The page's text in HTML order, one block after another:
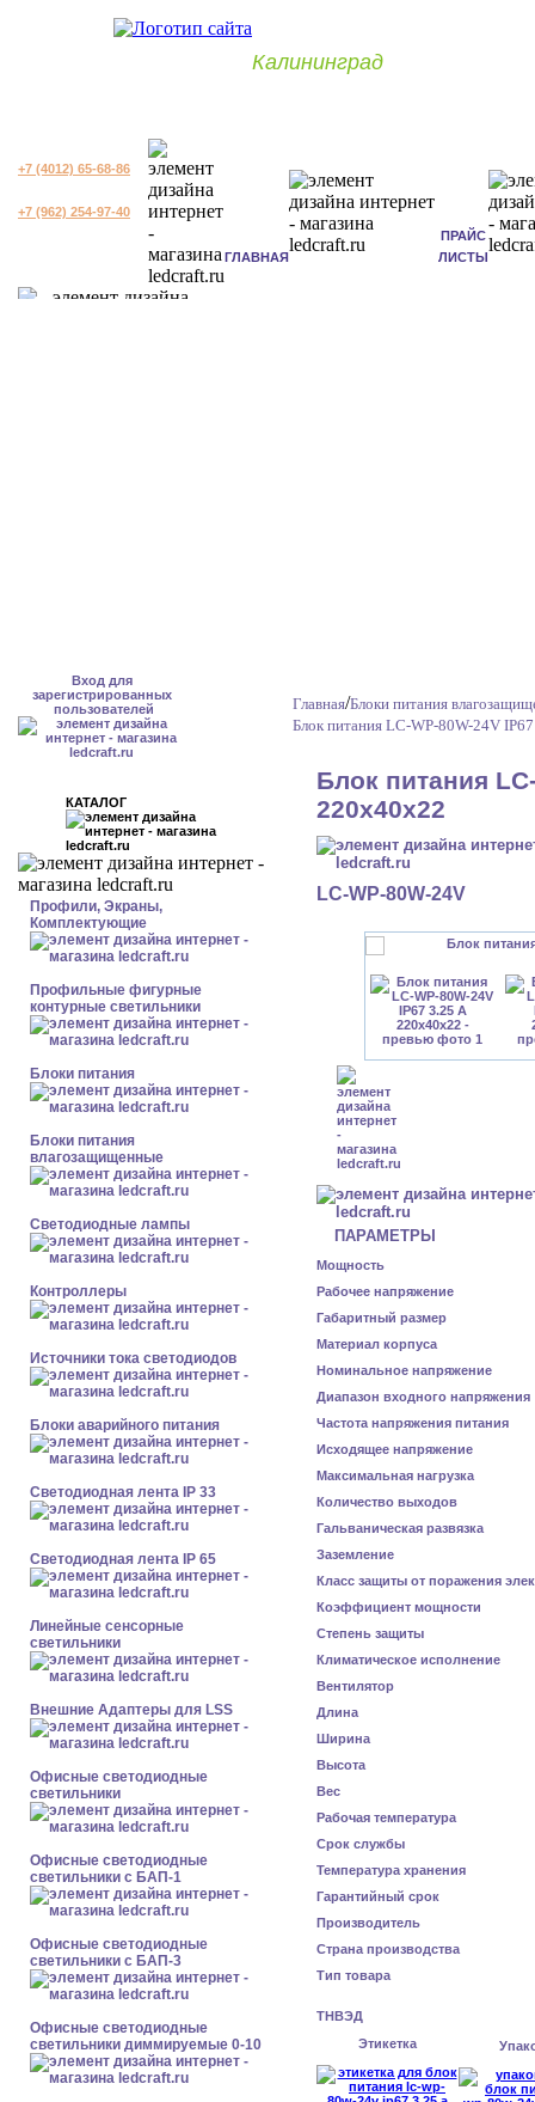
Калининград
+7 (4012) 65-68-86
+7 (962) 254-97-40
ГЛАВНАЯ
ПРАЙС
ЛИСТЫ
Вход для
зарегистрированных
пользователей
КАТАЛОГ
Профили, Экраны,
Комплектующие
Профильные фигурные
контурные светильники
Блоки питания
Блоки питания
влагозащищенные
Светодиодные лампы
Контроллеры
Источники тока светодиодов
Блоки аварийного питания
Светодиодная лента IP 33
Светодиодная лента IP 65
Линейные сенсорные
светильники
Внешние Адаптеры для LSS
Офисные светодиодные
светильники
Офисные светодиодные
светильники с БАП-1
Офисные светодиодные
светильники с БАП-3
Офисные светодиодные
светильники диммируемые 0-10
Главная/Блоки питания
Блок питания LC-WP-80W-24V
Блок питания
220x40x22
LC-WP-80W-24V
ПАРАМЕТРЫ
Мощность
Рабочее напряжение
Габаритный размер
Материал корпуса
Номинальное напряжение
Диапазон входного напряжения
Частота напряжения питания
Исходящее напряжение
Максимальная нагрузка
Количество выходов
Гальваническая развязка
Заземление
Класс защиты от поражения
Коэффициент мощности
Степень защиты
Климатическое исполнение
Вентилятор
Длина
Ширина
Высота
Вес
Рабочая температура
Срок службы
Температура хранения
Гарантийный срок
Производитель
Страна производства
Тип товара
ТНВЭД
Этикетка